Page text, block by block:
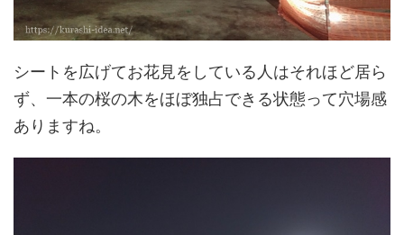
シートを広げてお花見をしている人はそれほど居ら
ず、一本の桜の木をほぼ独占できる状態って穴場感
ありますね。